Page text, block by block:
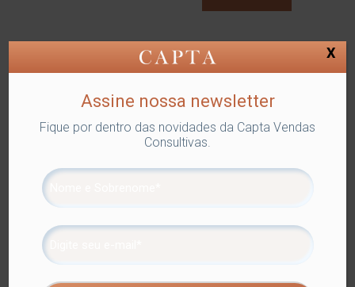
POTICHE C/PÉ DE
CINZA METALIZADO
POTICHE C/PÉ DE
Ref.: LYOR-4490
Assine nossa newsletter
Fique por dentro das novidades da Capta Vendas
Consultivas.
X